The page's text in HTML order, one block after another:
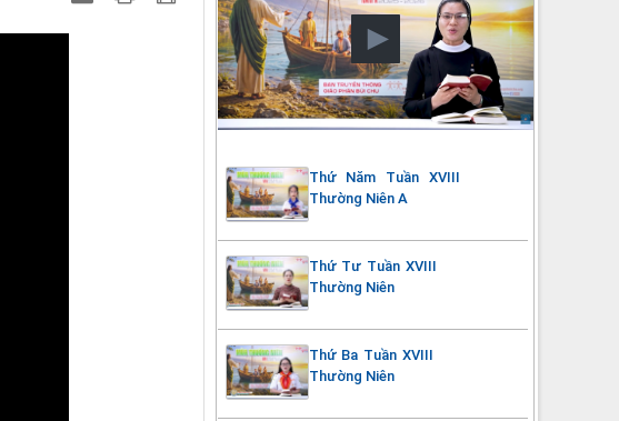
Thứ Năm Tuần XVIII
Thường Niên A
Thứ Tư Tuần XVIII
Thường Niên
Thứ Ba Tuần XVIII
Thường Niên